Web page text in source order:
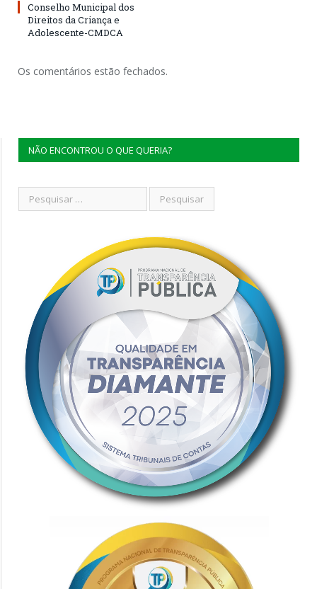
Conselho Municipal dos
Direitos da Criança e
Adolescente-CMDCA
Os comentários estão fechados.
NÃO ENCONTROU O QUE QUERIA?